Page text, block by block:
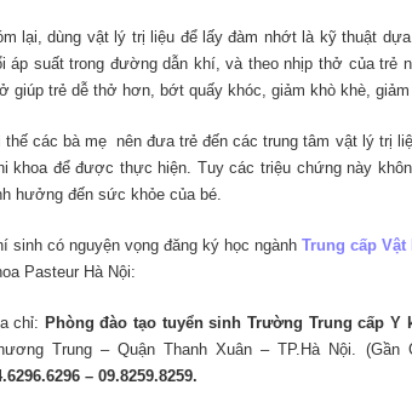
lại, dùng vật lý trị liệu để lấy đàm nhớt là kỹ thuật
áp suất trong đường dẫn khí, và theo nhịp thở của trẻ
giúp trẻ dễ thở hơn, bớt quấy khóc, giảm khò khè,
thế các bà mẹ nên đưa trẻ đến các trung tâm vật lý trị
khoa để được thực hiện. Tuy các triệu chứng này
hưởng đến sức khỏe của bé.
sinh có nguyện vọng đăng ký học ngành Trung cấp
Pasteur Hà Nội:
chỉ: Phòng đào tạo tuyển sinh Trường Trung cấp Y
Trung – Quận Thanh Xuân – TP.Hà Nội.
– 09.8259.8259.